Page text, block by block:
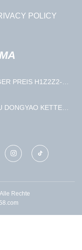
POLICY
PREIS H1Z2Z2-K
Rechte